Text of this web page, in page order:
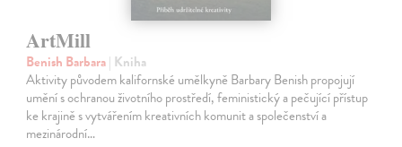
ArtMill
Benish Barbara| Kniha
Aktivity původem kalifornské umělkyně Barbary Benish propojují
umění s ochranou životního prostředí, feministický a pečující přístup
ke krajině s vytvářením kreativních komunit a společenství a
mezinárodní…